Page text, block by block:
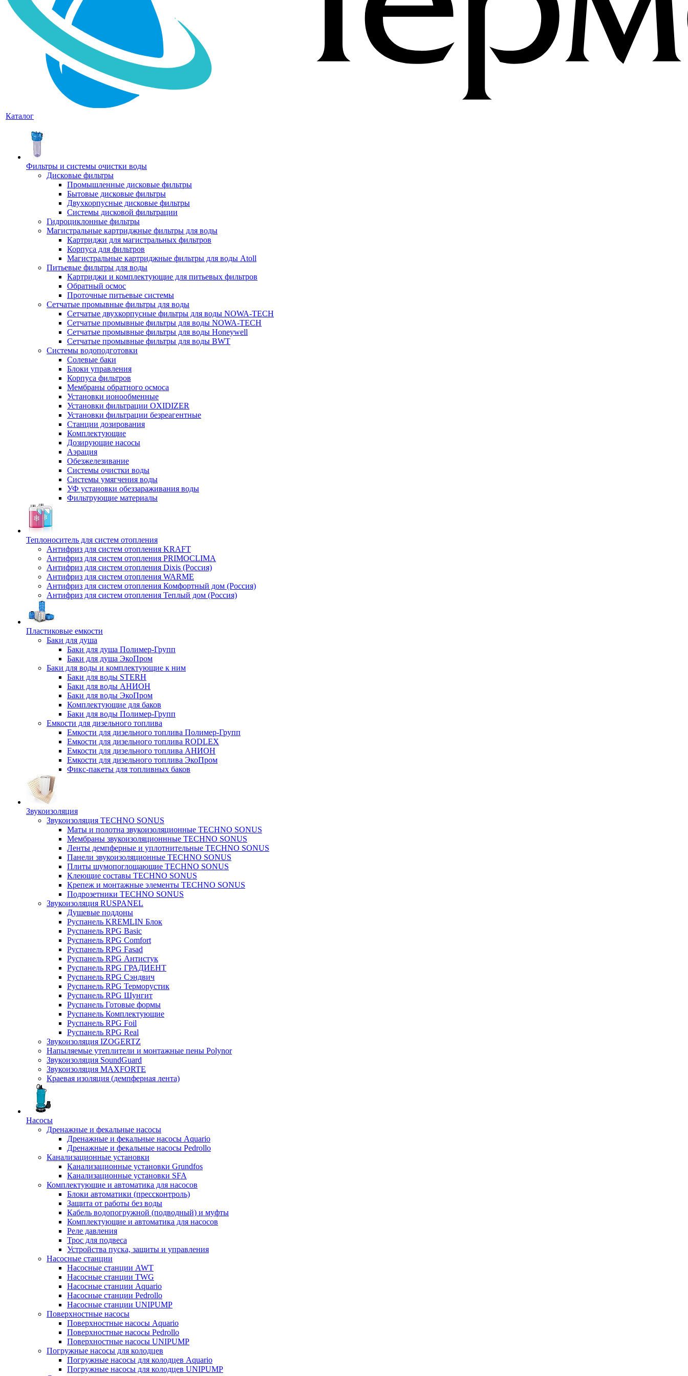
Каталог
Фильтры и системы очистки воды
Дисковые фильтры
Промышленные дисковые фильтры
Бытовые дисковые фильтры
Двухкорпусные дисковые фильтры
Системы дисковой фильтрации
Гидроциклонные фильтры
Магистральные картриджные фильтры для воды
Картриджи для магистральных фильтров
Корпуса для фильтров
Магистральные картриджные фильтры для воды Atoll
Питьевые фильтры для воды
Картриджи и комплектующие для питьевых фильтров
Обратный осмос
Проточные питьевые системы
Сетчатые промывные фильтры для воды
Сетчатые двухкорпусные фильтры для воды NOWA-TECH
Сетчатые промывные фильтры для воды NOWA-TECH
Сетчатые промывные фильтры для воды Honeywell
Сетчатые промывные фильтры для воды BWT
Системы водоподготовки
Солевые баки
Блоки управления
Корпуса фильтров
Мембраны обратного осмоса
Установки ионообменные
Установки фильтрации OXIDIZER
Установки фильтрации безреагентные
Станции дозирования
Комплектующие
Дозирующие насосы
Аэрация
Обезжелезивание
Системы очистки воды
Системы умягчения воды
УФ установки обеззараживания воды
Фильтрующие материалы
Теплоноситель для систем отопления
Антифриз для систем отопления KRAFT
Антифриз для систем отопления PRIMOCLIMA
Антифриз для систем отопления Dixis (Россия)
Антифриз для систем отопления WARME
Антифриз для систем отопления Комфортный дом (Россия)
Антифриз для систем отопления Теплый дом (Россия)
Пластиковые емкости
Баки для душа
Баки для душа Полимер-Групп
Баки для душа ЭкоПром
Баки для воды и комплектующие к ним
Баки для воды STERH
Баки для воды АНИОН
Баки для воды ЭкоПром
Комплектующие для баков
Баки для воды Полимер-Групп
Емкости для дизельного топлива
Емкости для дизельного топлива Полимер-Групп
Емкости для дизельного топлива RODLEX
Емкости для дизельного топлива АНИОН
Емкости для дизельного топлива ЭкоПром
Фикс-пакеты для топливных баков
Звукоизоляция
Звукоизоляция TECHNO SONUS
Маты и полотна звукоизоляционные TECHNO SONUS
Мембраны звукоизоляционнные TECHNO SONUS
Ленты демпферные и уплотнительные TECHNO SONUS
Панели звукоизоляционные TECHNO SONUS
Плиты шумопоглощающие TECHNO SONUS
Клеющие составы TECHNO SONUS
Крепеж и монтажные элементы TECHNO SONUS
Подрозетники TECHNO SONUS
Звукоизоляция RUSPANEL
Душевые поддоны
Руспанель KREMLIN Блок
Руспанель RPG Basic
Руспанель RPG Comfort
Руспанель RPG Fasad
Руспанель RPG Антистук
Руспанель RPG ГРАДИЕНТ
Руспанель RPG Сэндвич
Руспанель RPG Терморустик
Руспанель RPG Шунгит
Руспанель Готовые формы
Руспанель Комплектующие
Руспанель RPG Foil
Руспанель RPG Real
Звукоизоляция IZOGERTZ
Напыляемые утеплители и монтажные пены Polynor
Звукоизоляция SoundGuard
Звукоизоляция MAXFORTE
Краевая изоляция (демпферная лента)
Насосы
Дренажные и фекальные насосы
Дренажные и фекальные насосы Aquario
Дренажные и фекальные насосы Pedrollo
Канализационные установки
Канализационные установки Grundfos
Канализационные установки SFA
Комплектующие и автоматика для насосов
Блоки автоматики (прессконтроль)
Защита от работы без воды
Кабель водопогружной (подводный) и муфты
Комплектующие и автоматика для насосов
Реле давления
Трос для подвеса
Устройства пуска, защиты и управления
Насосные станции
Насосные станции AWT
Насосные станции TWG
Насосные станции Aquario
Насосные станции Pedrollo
Насосные станции UNIPUMP
Поверхностные насосы
Поверхностные насосы Aquario
Поверхностные насосы Pedrollo
Поверхностные насосы UNIPUMP
Погружные насосы для колодцев
Погружные насосы для колодцев Aquario
Погружные насосы для колодцев UNIPUMP